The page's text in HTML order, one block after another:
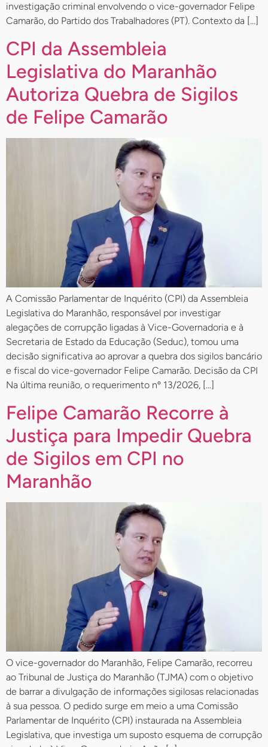
investigação criminal envolvendo o vice-governador Felipe
Camarão, do Partido dos Trabalhadores (PT). Contexto da […]
CPI da Assembleia
Legislativa do Maranhão
Autoriza Quebra de Sigilos
de Felipe Camarão
A Comissão Parlamentar de Inquérito (CPI) da Assembleia
Legislativa do Maranhão, responsável por investigar
alegações de corrupção ligadas à Vice-Governadoria e à
Secretaria de Estado da Educação (Seduc), tomou uma
decisão significativa ao aprovar a quebra dos sigilos bancário
e fiscal do vice-governador Felipe Camarão. Decisão da CPI
Na última reunião, o requerimento nº 13/2026, […]
Felipe Camarão Recorre à
Justiça para Impedir Quebra
de Sigilos em CPI no
Maranhão
O vice-governador do Maranhão, Felipe Camarão, recorreu
ao Tribunal de Justiça do Maranhão (TJMA) com o objetivo
de barrar a divulgação de informações sigilosas relacionadas
à sua pessoa. O pedido surge em meio a uma Comissão
Parlamentar de Inquérito (CPI) instaurada na Assembleia
Legislativa, que investiga um suposto esquema de corrupção